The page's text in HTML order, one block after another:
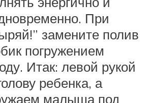
При
замените полив
погружением
Итак: левой рукой
ребенка, а
малыша под